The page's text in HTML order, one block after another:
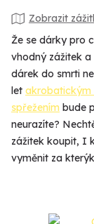
Zobrazit
Že se dárky pro
vhodný zážitek
dárek do smrti
let akrobatickým
spřežením bude
neurazíte?
zážitek koupit, I
vyměnit za